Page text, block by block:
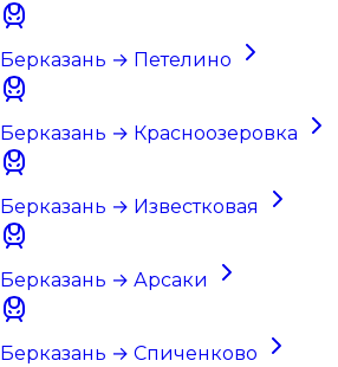
Берказань → Петелино
Берказань → Красноозеровка
Берказань → Известковая
Берказань → Арсаки
Берказань → Спиченково